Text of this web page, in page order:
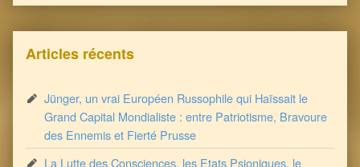
Articles récents
Jünger, un vrai Européen Russophile qui Haïssait le
Grand Capital Mondialiste : entre Patriotisme, Bravoure
des Ennemis et Fierté Prusse
La Lutte des Consciences, les Etats Psioniques, le